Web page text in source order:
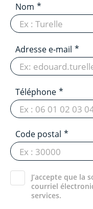
Nom
Adresse e-mail
Téléphone
Code postal
J’accepte que la
courriel
services.